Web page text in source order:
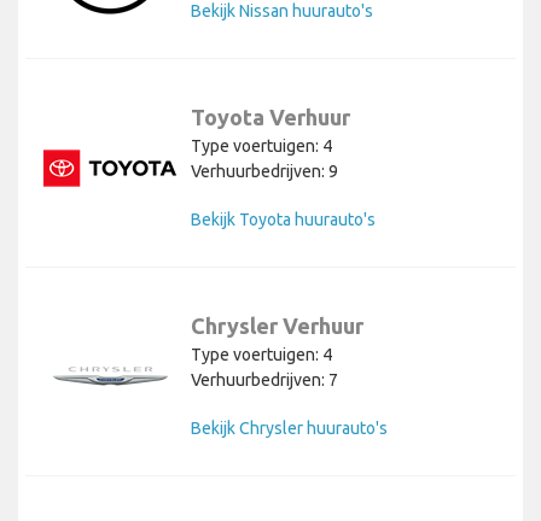
Bekijk Nissan huurauto's
Toyota Verhuur
Type voertuigen: 4
Verhuurbedrijven: 9
Bekijk Toyota huurauto's
Chrysler Verhuur
Type voertuigen: 4
Verhuurbedrijven: 7
Bekijk Chrysler huurauto's